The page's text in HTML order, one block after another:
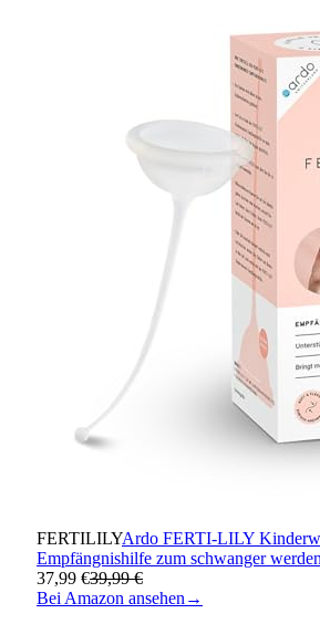
FERTILILYArdo FERTI-LILY
Empfängnishilfe zum schwanger werden
37,99 €39,99 €
Bei Amazon ansehen →